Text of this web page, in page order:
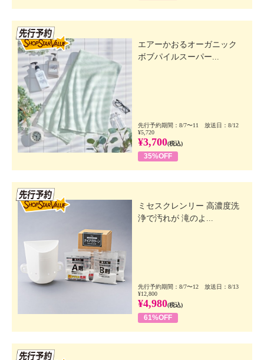
エアーかおるオーガニック
ボブパイルスーパー...
先行予約期間：8/7〜11 放送日：8/12
¥5,720
¥3,700(税込)
35%OFF
ミセスクレンリー 高濃度洗
浄で汚れが 滝のよ...
先行予約期間：8/7〜12 放送日：8/13
¥12,800
¥4,980(税込)
61%OFF